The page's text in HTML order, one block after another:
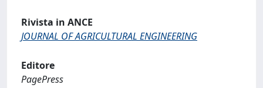
Rivista in ANCE
JOURNAL OF AGRICULTURAL ENGINEERING
Editore
PagePress